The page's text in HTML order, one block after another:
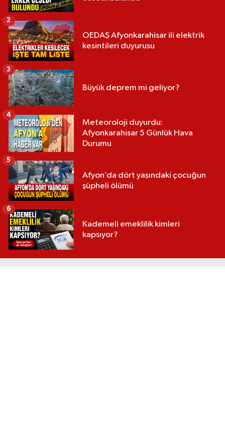
OEDAŞ Afyonkarahisar ili elektrik
kesintileri duyurusu
2
Büyük deprem mi geliyor?
3
Meteoroloji duyurdu:
Afyonkarahisar 5 Günlük Hava
Durumu
4
Afyon’da dört yaşındaki çocuğun
şüpheli ölümü
5
Kademeli emeklilik kimleri
kapsıyor?
6